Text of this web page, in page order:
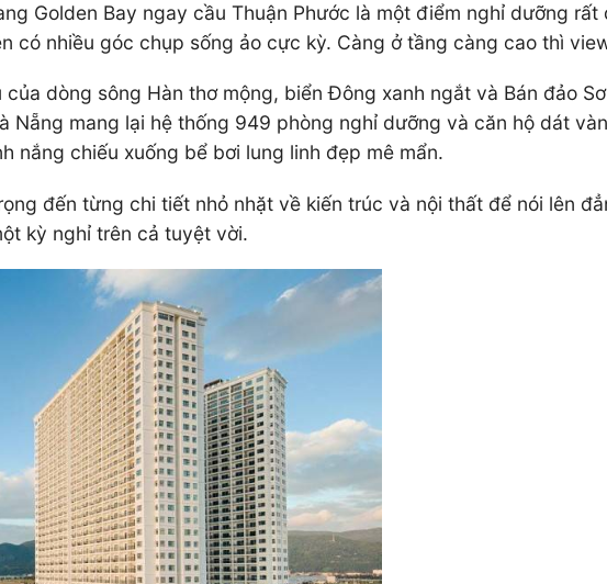
Golden Bay ngay cầu Thuận Phước là một điểm nghỉ dưỡng
có nhiều góc chụp sống ảo cực kỳ. Càng ở tầng càng cao thì
dòng sông Hàn thơ mộng, biển Đông xanh ngắt và Bán đảo
Nẵng mang lại hệ thống 949 phòng nghỉ dưỡng và căn hộ dát
nắng chiếu xuống bể bơi lung linh đẹp mê mẩn.
đến từng chi tiết nhỏ nhặt về kiến trúc và nội thất để nói lên
kỳ nghỉ trên cả tuyệt vời.